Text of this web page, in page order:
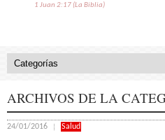
1 Juan 2:17 (La Biblia)
ARCHIVOS DE LA
24/01/2016 Salud